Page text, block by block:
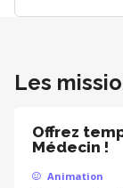
Les
Offrez
Médecin !
Animation